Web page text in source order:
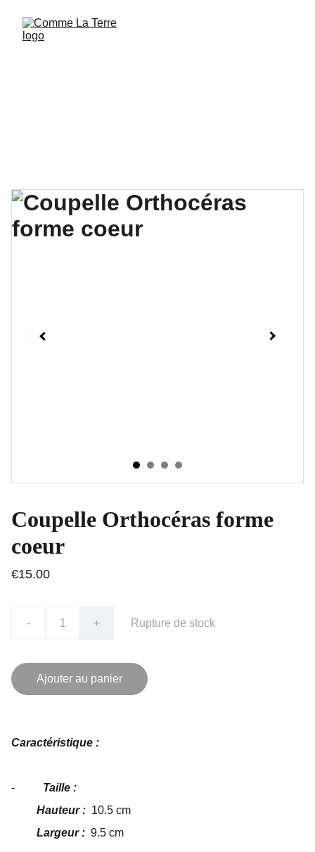
Coupelle Orthocéras forme
coeur
€15.00
- + Rupture de stock
Ajouter au panier
Caractéristique :
- Taille :
Hauteur : 10.5 cm
Largeur : 9.5 cm